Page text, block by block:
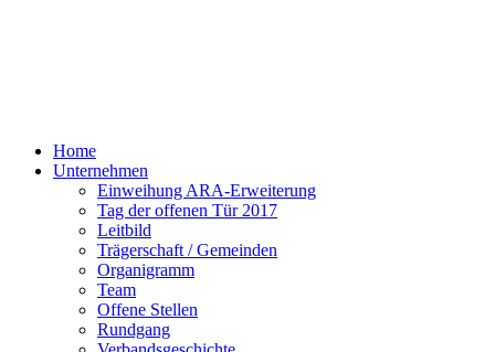
Home
Unternehmen
Einweihung ARA-Erweiterung
Tag der offenen Tür 2017
Leitbild
Trägerschaft / Gemeinden
Organigramm
Team
Offene Stellen
Rundgang